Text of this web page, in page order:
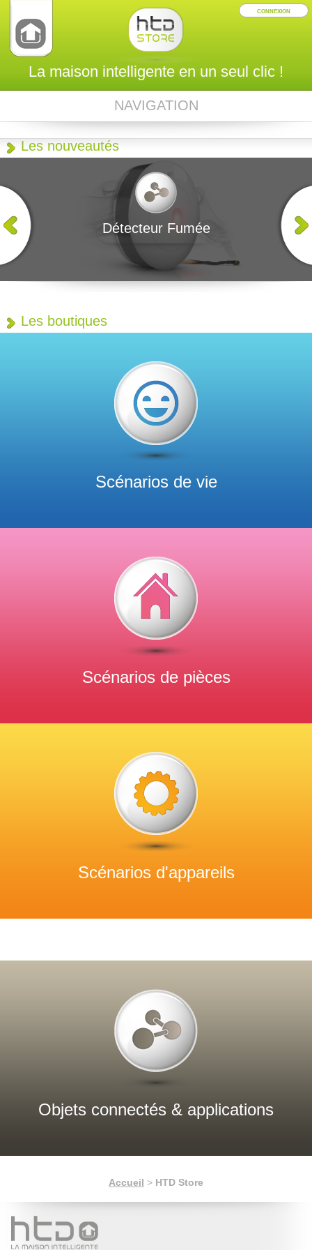
La maison intelligente en un seul clic !
CONNEXION
NAVIGATION
Les nouveautés
Détecteur Fumée
Les boutiques
Scénarios de vie
Scénarios de pièces
Scénarios d'appareils
Objets connectés & applications
Accueil > HTD Store